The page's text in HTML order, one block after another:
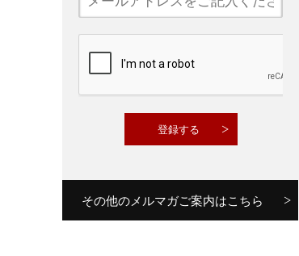
その他のメルマガご案内はこちら